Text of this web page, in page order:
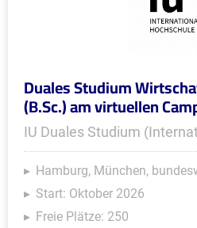
Duales Studium
(B.Sc.) am virtuellen
IU Duales Studium
Hamburg, München,
Start: Oktober 2026
Freie Plätze: 250